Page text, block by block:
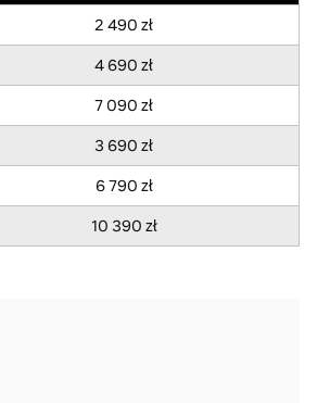
2 490 zł
4 690 zł
7 090 zł
3 690 zł
6 790 zł
10 390 zł